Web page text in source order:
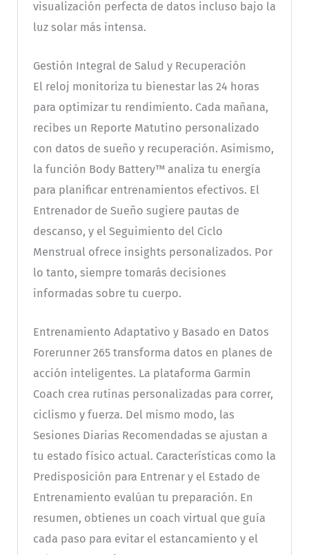
visualización perfecta de datos incluso bajo la
luz solar más intensa.
Gestión Integral de Salud y Recuperación
El reloj monitoriza tu bienestar las 24 horas
para optimizar tu rendimiento. Cada mañana,
recibes un Reporte Matutino personalizado
con datos de sueño y recuperación. Asimismo,
la función Body Battery™ analiza tu energía
para planificar entrenamientos efectivos. El
Entrenador de Sueño sugiere pautas de
descanso, y el Seguimiento del Ciclo
Menstrual ofrece insights personalizados. Por
lo tanto, siempre tomarás decisiones
informadas sobre tu cuerpo.
Entrenamiento Adaptativo y Basado en Datos
Forerunner 265 transforma datos en planes de
acción inteligentes. La plataforma Garmin
Coach crea rutinas personalizadas para correr,
ciclismo y fuerza. Del mismo modo, las
Sesiones Diarias Recomendadas se ajustan a
tu estado físico actual. Características como la
Predisposición para Entrenar y el Estado de
Entrenamiento evalúan tu preparación. En
resumen, obtienes un coach virtual que guía
cada paso para evitar el estancamiento y el